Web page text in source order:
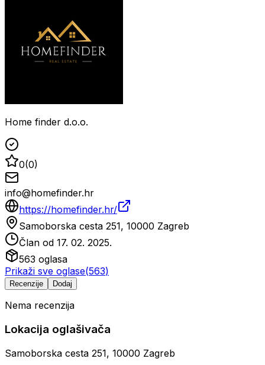
Home finder d.o.o.
0(0)
info@homefinder.hr
https://homefinder.hr/
Samoborska cesta 251, 10000 Zagreb
Član od 17. 02. 2025.
563 oglasa
Prikaži sve oglase(563)
Recenzije Dodaj
Nema recenzija
Lokacija oglašivača
Samoborska cesta 251, 10000 Zagreb